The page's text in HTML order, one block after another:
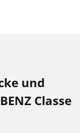
und
Classe